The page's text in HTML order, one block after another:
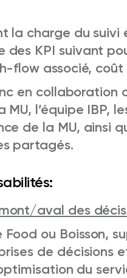
la charge du suivi
KPI suivant
flow associé,
en collaboration
MU, l’équipe IBP,
de la MU, ainsi
partagés.
aval des
ou Boisson,
de décisions
du